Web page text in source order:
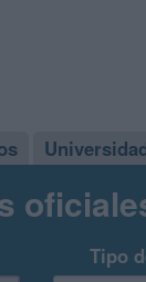
Tipo